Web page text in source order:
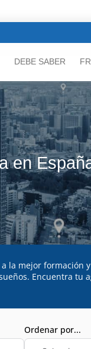
DEBE SABER
en
la mejor formación
Encuentra tu
Ordenar por...